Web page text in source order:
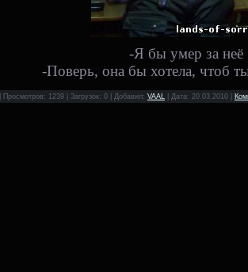
-Я бы умер за неё
-Поверь, она бы хотела, чтоб
| Просмотров: 1239 | Загрузок: 0 | Добавил: VAAL | Дата: 20.03.2010